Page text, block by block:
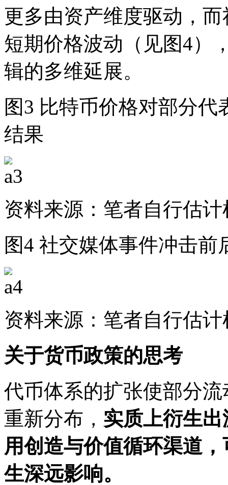
更多由资产维度驱动，
短期价格波动（见图4）
辑的多维延展。
图3 比特币价格对部分
结果
资料来源：笔者自行估计
图4 社交媒体事件冲击
资料来源：笔者自行估计
关于货币政策的思考
代币体系的扩张使部分
重新分布， 实质上衍生
用创造与价值循环渠道
生深远影响。